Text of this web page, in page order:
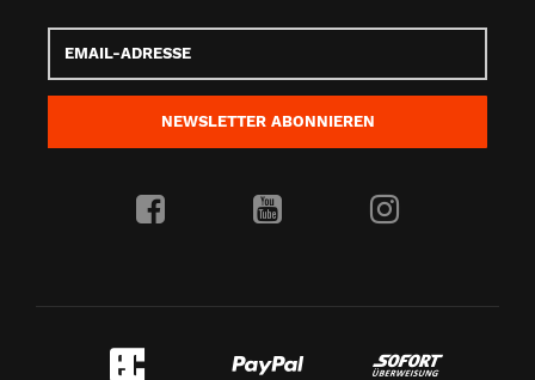
Adresse
NEWSLETTER ABONNIEREN